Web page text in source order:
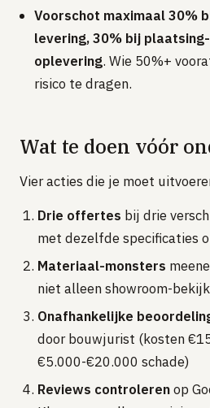
Voorschot maximaal 30%
levering, 30% bij
oplevering. Wie 50%+
risico te dragen.
Wat te doen vóór
Vier acties die je moet
Drie offertes bij drie
met dezelfde specificaties
Materiaal-monsters
niet alleen showroom-
Onafhankelijke
door bouwjurist (kosten
€5.000-€20.000 schade)
Reviews controlerenop